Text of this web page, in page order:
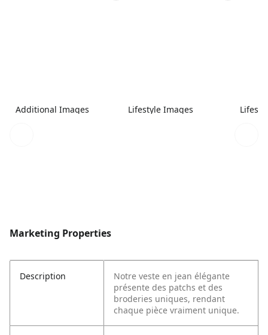
Additional Images Lifestyle Images
Marketing Properties
Description
Notre veste en jean élégante
présente des patchs et des
broderies uniques, rendant
chaque pièce vraiment unique.